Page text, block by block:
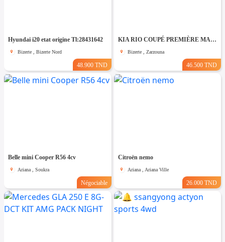
Hyundai i20 etat origine Tl:28431642
Bizerte , Bizerte Nord
48.900 TND
KIA RIO COUPÉ PREMIÈRE MAIN TRÈS PROPRE
Bizerte , Zarzouna
46.500 TND
Belle mini Cooper R56 4cv
Ariana , Soukra
Négociable
Citroën nemo
Ariana , Ariana Ville
26.000 TND